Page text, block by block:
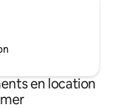
en location